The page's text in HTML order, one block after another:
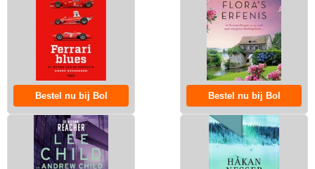
Bestel nu bij Bol Bestel nu bij Bol